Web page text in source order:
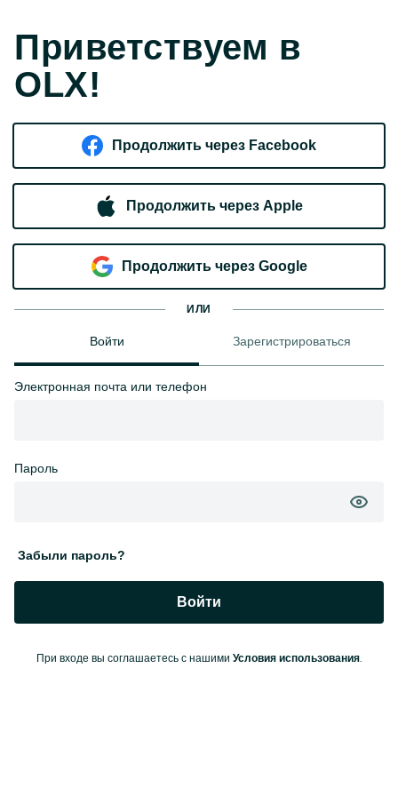
Приветствуем в
OLX!
Продолжить через Facebook
Продолжить через Apple
Продолжить через Google
ИЛИ
Войти Зарегистрироваться
Электронная почта или телефон
Пароль
Забыли пароль?
Войти
При входе вы соглашаетесь с нашими Условия использования.